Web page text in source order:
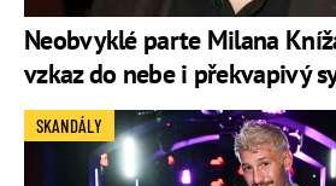
Neobvyklé parte Milana
vzkaz do nebe i překvapivý
SKANDÁLY